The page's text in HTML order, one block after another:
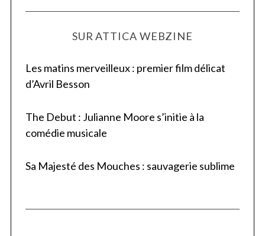
SUR ATTICA WEBZINE
Les matins merveilleux : premier film délicat
d’Avril Besson
The Debut : Julianne Moore s’initie à la
comédie musicale
Sa Majesté des Mouches : sauvagerie sublime